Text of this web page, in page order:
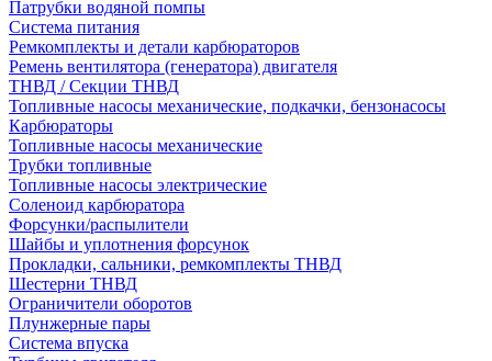
Патрубки водяной помпы
Система питания
Ремкомплекты и детали карбюраторов
Ремень вентилятора (генератора) двигателя
ТНВД / Секции ТНВД
Топливные насосы механические, подкачки, бензонасосы
Карбюраторы
Топливные насосы механические
Трубки топливные
Топливные насосы электрические
Соленоид карбюратора
Форсунки/распылители
Шайбы и уплотнения форсунок
Прокладки, сальники, ремкомплекты ТНВД
Шестерни ТНВД
Ограничители оборотов
Плунжерные пары
Система впуска